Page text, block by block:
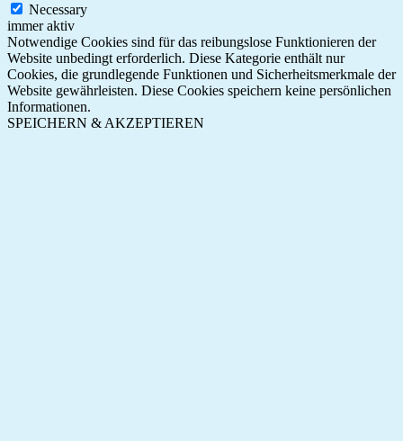
Necessary
immer aktiv
Notwendige Cookies sind für das reibungslose Funktionieren der
Website unbedingt erforderlich. Diese Kategorie enthält nur
Cookies, die grundlegende Funktionen und Sicherheitsmerkmale der
Website gewährleisten. Diese Cookies speichern keine persönlichen
Informationen.
SPEICHERN & AKZEPTIEREN